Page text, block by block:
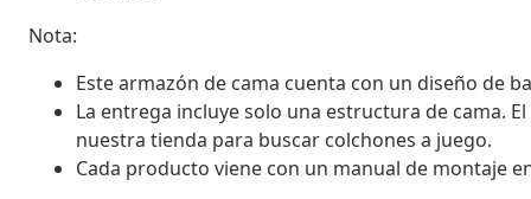
Nota:
Este armazón de cama cuenta con un diseño de
La entrega incluye solo una estructura de cama.
nuestra tienda para buscar colchones a juego.
Cada producto viene con un manual de montaje